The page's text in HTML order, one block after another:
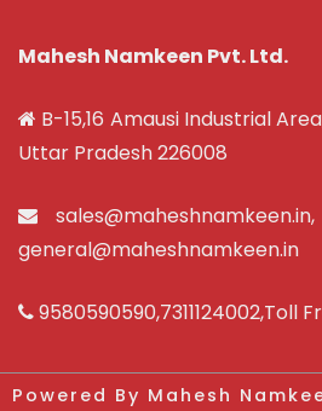
Mahesh Namkeen Pvt. Ltd.
B-15,16 Amausi Industrial
Uttar Pradesh 226008
sales@maheshnamkeen.in,
general@maheshnamkeen.in
9580590590,7311124002,Toll
Powered By Mahesh